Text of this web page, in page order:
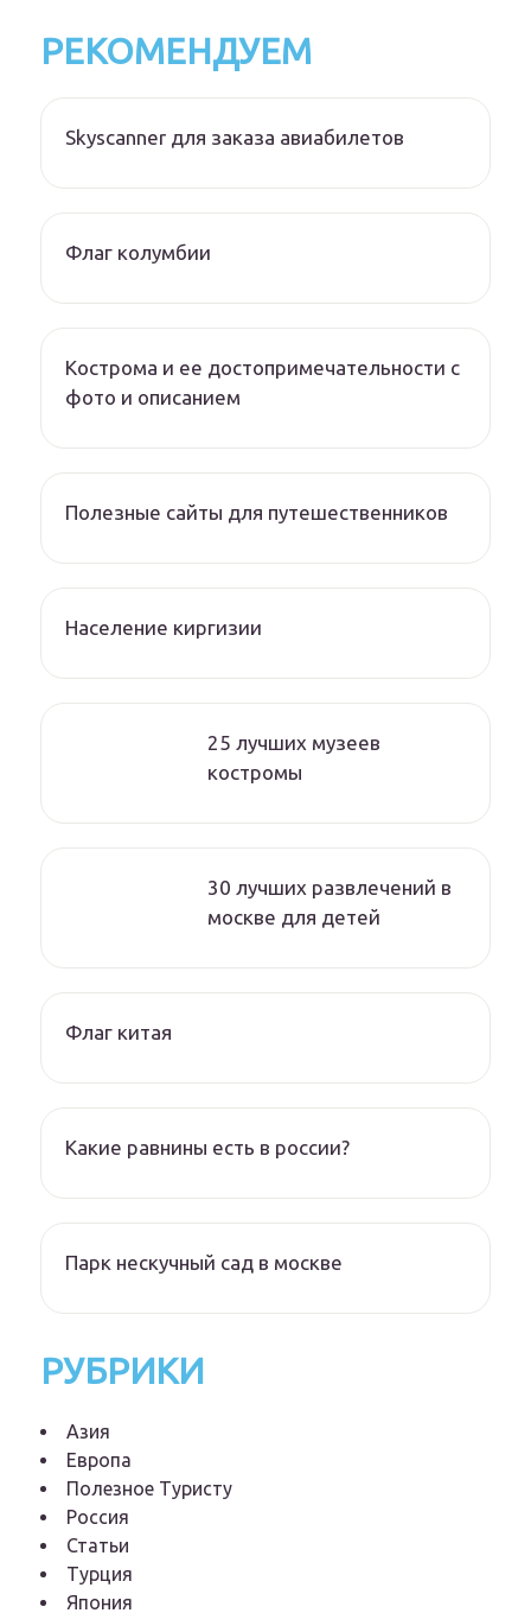
РЕКОМЕНДУЕМ
Skyscanner для заказа авиабилетов
Флаг колумбии
Кострома и ее достопримечательности с
фото и описанием
Полезные сайты для путешественников
Население киргизии
25 лучших музеев
костромы
30 лучших развлечений в
москве для детей
Флаг китая
Какие равнины есть в россии?
Парк нескучный сад в москве
РУБРИКИ
Азия
Европа
Полезное Туристу
Россия
Статьи
Турция
Япония